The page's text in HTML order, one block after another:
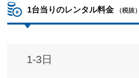
1台当りのレンタル料金 （税抜）
1-3日